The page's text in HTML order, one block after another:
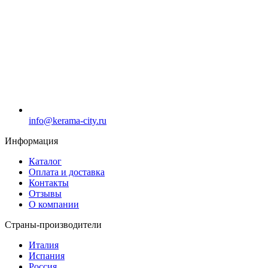
info@kerama-city.ru
Информация
Каталог
Оплата и доставка
Контакты
Отзывы
О компании
Страны-производители
Италия
Испания